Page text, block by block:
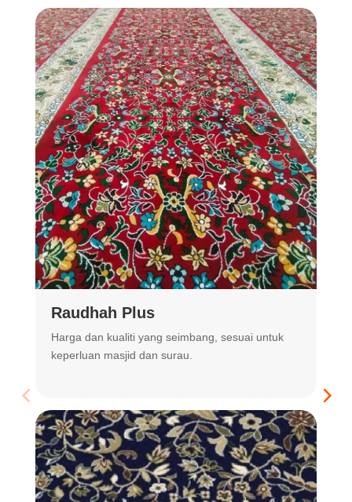
Raudhah Plus
Harga dan kualiti yang seimbang, sesuai untuk
keperluan masjid dan surau.